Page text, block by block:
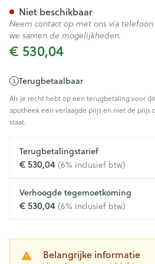
€ 530,04
Terugbetaalbaar
Als je recht hebt op een terugbetaling voor
apotheek een verlaagde prijs en niet de prijs
staat.
Terugbetalingstarief
€ 530,04(6% inclusief btw)
Verhoogde tegemoetkoming
€ 530,04(6% inclusief btw)
Belangrijke informatie
Niet beschikbaar
Neem contact op met ons via
we samen de mogelijkheden.